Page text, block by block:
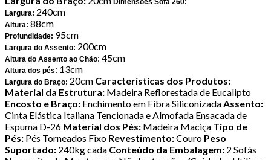
Dimensões Sofá 260:
Largura: 240cm
Altura: 88cm
Profundidade: 95cm
Largura do Assento: 200cm
Altura do Assento ao Chão: 45cm
Altura dos pés: 13cm
Largura do Braço: 20cm Características dos Produtos:
Material da Estrutura: Madeira Reflorestada de Eucalipto
Encosto e Braço: Enchimento em Fibra SiliconizadaAssento:
Cinta Elástica Italiana Tencionada e Almofada Ensacada de
Espuma D-26 Material dos Pés: Madeira Maciça Tipo de
Pés: Pés Torneados Fixo Revestimento:Couro Peso
Suportado: 240kg cada Conteúdo da Embalagem: 2 Sofás